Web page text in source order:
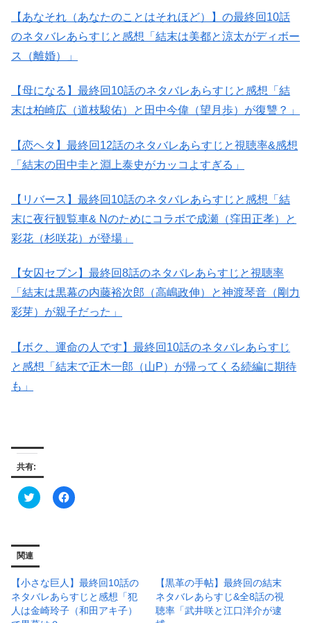
【あなそれ（あなたのことはそれほど）】の最終回10話
のネタバレあらすじと感想「結末は美都と涼太がディボー
ス（離婚）」
【母になる】最終回10話のネタバレあらすじと感想「結
末は柏崎広（道枝駿佑）と田中今偉（望月歩）が復讐？」
【恋ヘタ】最終回12話のネタバレあらすじと視聴率&感想
「結末の田中圭と淵上泰史がカッコよすぎる」
【リバース】最終回10話のネタバレあらすじと感想「結
末に夜行観覧車& Nのためにコラボで成瀬（窪田正孝）と
彩花（杉咲花）が登場」
【女囚セブン】最終回8話のネタバレあらすじと視聴率
「結末は黒幕の内藤裕次郎（高嶋政伸）と神渡琴音（剛力
彩芽）が親子だった」
【ボク、運命の人です】最終回10話のネタバレあらすじ
と感想「結末で正木一郎（山P）が帰ってくる続編に期待
も」
共有:
ク
リ
T
i
t
e
r
で
F
a
共
有
す
る
に
関連
【小さな巨人】最終回10話の
ネタバレあらすじと感想「犯
人は金崎玲子（和田アキ子）
【黒革の手帖】最終回の結末
ネタバレあらすじ&全8話の視
聴率「武井咲と江口洋介が逮